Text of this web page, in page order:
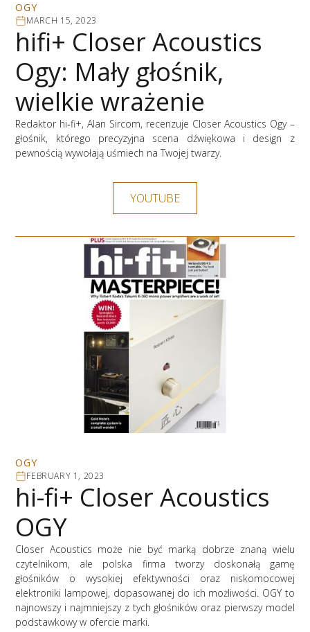
OGY
MARCH 15, 2023
hifi+ Closer Acoustics
Ogy: Mały głośnik,
wielkie wrażenie
Redaktor hi‑fi+, Alan Sircom, recenzuje Closer Acoustics Ogy –
głośnik, którego precyzyjna scena dźwiękowa i design z
pewnością wywołają uśmiech na Twojej twarzy.
YOUTUBE
OGY
FEBRUARY 1, 2023
hi-fi+ Closer Acoustics
OGY
Closer Acoustics może nie być marką dobrze znaną wielu
czytelnikom, ale polska firma tworzy doskonałą gamę
głośników o wysokiej efektywności oraz niskomocowej
elektroniki lampowej, dopasowanej do ich możliwości. OGY to
najnowszy i najmniejszy z tych głośników oraz pierwszy model
podstawkowy w ofercie marki.